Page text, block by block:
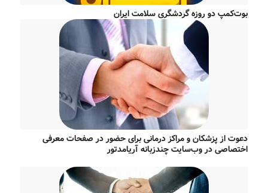
بوت‌کمپ دو روزه گردشگری سلامت ایران
دعوت از پزشکان و مراکز درمانی برای حضور در صفحات معرفی
اختصاصی در وب‌سایت چندزبانه آریامدتور